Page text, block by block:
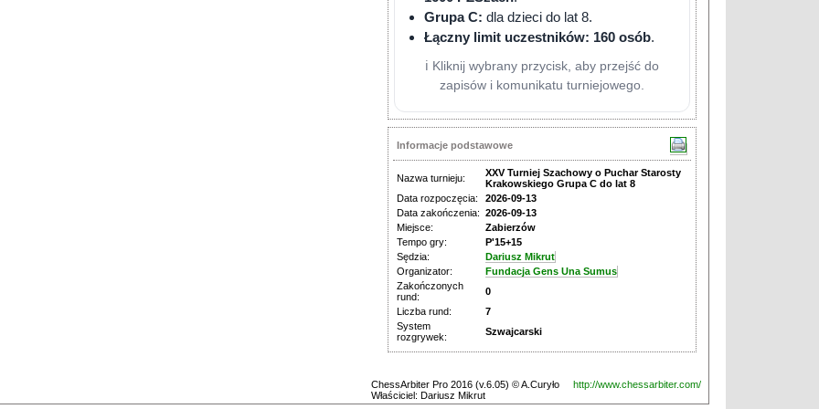
Grupa C: dla dzieci do lat 8.
Łączny limit uczestników: 160 osób.
ℹ️ Kliknij wybrany przycisk, aby przejść do
zapisów i komunikatu turniejowego.
Informacje podstawowe
Nazwa turnieju:
XXV Turniej Szachowy o Puchar Starosty
Krakowskiego Grupa C do lat 8
Data rozpoczęcia:
2026-09-13
Data zakończenia: 2026-09-13
Miejsce:
Zabierzów
Tempo gry:
P'15+15
Sędzia:
Dariusz Mikrut
Organizator:
Fundacja Gens Una Sumus
Zakończonych
rund:
0
Liczba rund:
7
System
rozgrywek:
Szwajcarski
ChessArbiter Pro 2016 (v.6.05) © A.Curyło http://www.chessarbiter.com/
Właściciel: Dariusz Mikrut